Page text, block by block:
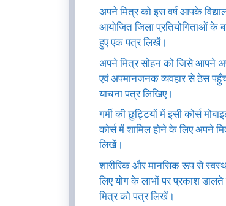
अपने मित्र को इस वर्ष आपके
आयोजित जिला प्रतियोगिताओं के
हुए एक पत्र लिखें।
अपने मित्र सोहन को जिसे आपने
एवं अपमानजनक व्यवहार से ठेस
याचना पत्र लिखिए।
गर्मी की छुट्टियों में इसी कोर्स
कोर्स में शामिल होने के लिए अपने
लिखें।
शारीरिक और मानसिक रूप से
लिए योग के लाभों पर प्रकाश
मित्र को पत्र लिखें।